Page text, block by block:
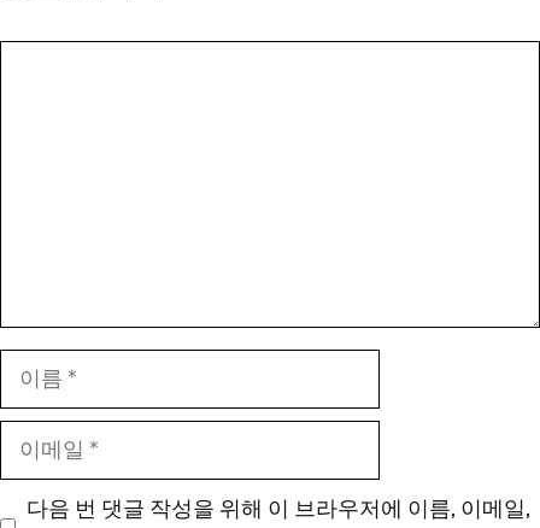
다음 번 댓글 작성을 위해 이 브라우저에 이름, 이메일,